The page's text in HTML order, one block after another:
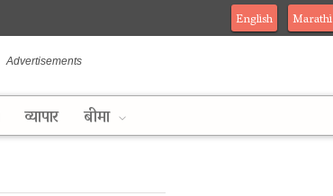
English
Marathi
व्यापार बीमा